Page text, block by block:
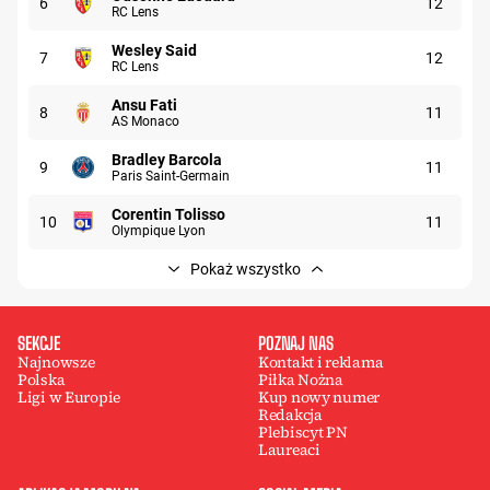
RC Lens
7 Uczestnik: Wesley Said
Wesley Said
RC Lens 12
8 Uczestnik: Ansu Fati
Ansu Fati
AS Monaco 11
9 Uczestnik: Bradley Barcola
Bradley Barcola
Paris Saint-Germain 11
10 Uczestnik: Corentin Tolisso
Corentin Tolisso
Olympique Lyon 11
Pokaż wszystko
SEKCJE
Najnowsze
Polska
Ligi w Europie
POZNAJ NAS
Kontakt i reklama
Piłka Nożna
Kup nowy numer
Redakcja
Plebiscyt PN
Laureaci